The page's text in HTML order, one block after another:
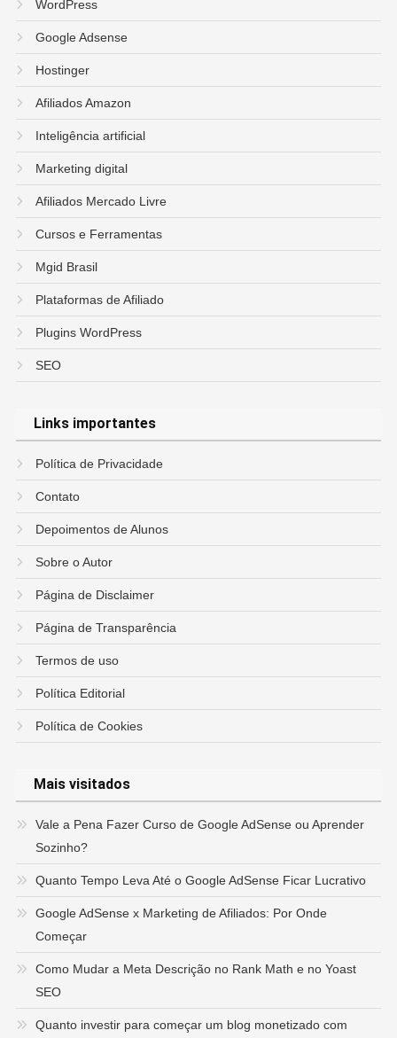
WordPress
Google Adsense
Hostinger
Afiliados Amazon
Inteligência artificial
Marketing digital
Afiliados Mercado Livre
Cursos e Ferramentas
Mgid Brasil
Plataformas de Afiliado
Plugins WordPress
SEO
Links importantes
Política de Privacidade
Contato
Depoimentos de Alunos
Sobre o Autor
Página de Disclaimer
Página de Transparência
Termos de uso
Política Editorial
Política de Cookies
Mais visitados
Vale a Pena Fazer Curso de Google AdSense ou Aprender
Sozinho?
Quanto Tempo Leva Até o Google AdSense Ficar Lucrativo
Google AdSense x Marketing de Afiliados: Por Onde
Começar
Como Mudar a Meta Descrição no Rank Math e no Yoast
SEO
Quanto investir para começar um blog monetizado com